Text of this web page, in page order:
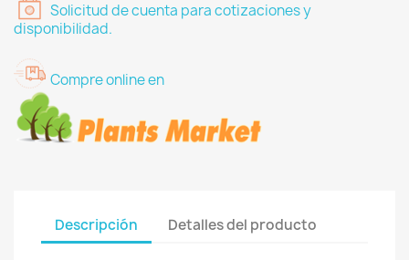
Solicitud de cuenta para cotizaciones y
disponibilidad.
Compre online en
Descripción Detalles del producto